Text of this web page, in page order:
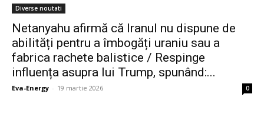
Diverse noutati
Netanyahu afirmă că Iranul nu dispune de
abilități pentru a îmbogăți uraniu sau a
fabrica rachete balistice / Respinge
influența asupra lui Trump, spunând:...
Eva-Energy - 19 martie 2026 0